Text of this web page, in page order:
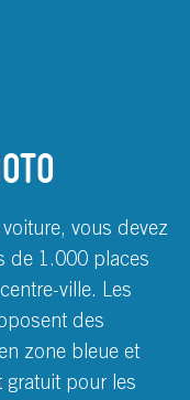
vous devez
de 1.000 places
ville. Les
des
zone bleue et
gratuit pour les